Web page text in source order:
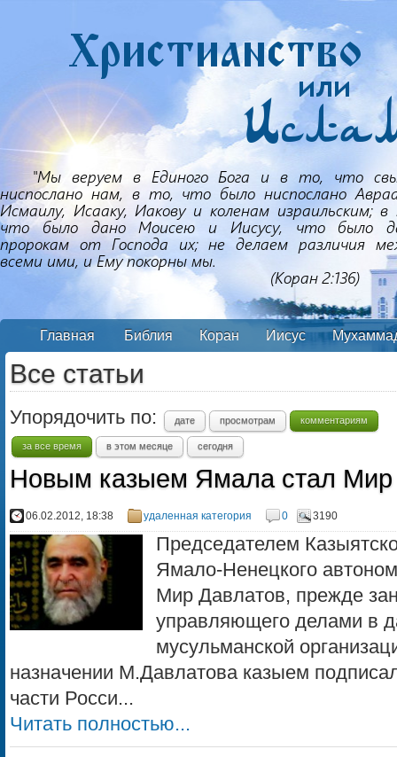
Главная Библия Коран Иисус
Все статьи
Упорядочить по: дате просмотрам комментариям
за все время в этом месяце сегодня
Новым казыем Ямала стал Мир
06.02.2012, 18:38 удаленная категория 0 3190
Председателем
Ямало-Ненецкого
Мир Давлатов, прежде
управляющего делами в
мусульманской
назначении М.Давлатова казыем
части Росси...
Читать полностью...